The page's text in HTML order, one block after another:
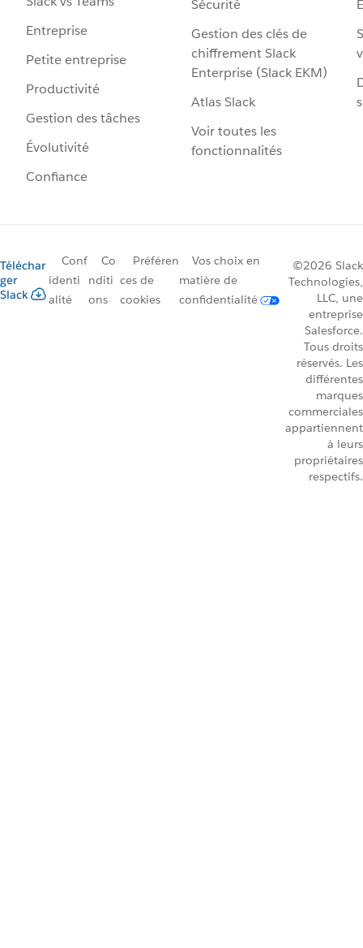
Entreprise
Petite entreprise
Productivité
Gestion des tâches
Évolutivité
Confiance
Sécurité
Gestion des clés de
chiffrement Slack
Enterprise (Slack EKM)
Atlas Slack
Voir toutes les
fonctionnalités
Téléchar
ger
Slack
Conf
identi
alité
Co
nditi
ons
Préféren
ces de
cookies
Vos choix en
matière de
confidentialité
©2026 Slack
Technologies,
LLC, une
entreprise
Salesforce.
Tous droits
réservés. Les
différentes
marques
commerciales
appartiennent
à leurs
propriétaires
respectifs.